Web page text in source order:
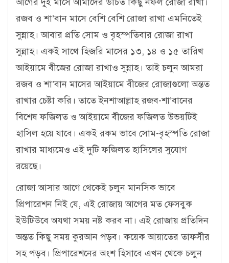
রজব ও শা’বান মাসে বেশি বেশি রোজা রাখা এমনিতেই
সুন্নাহ। আবার প্রতি সোম ও বৃহস্পতিবার রোজা রাখা
সুন্নাহ। একই সাথে হিজরি মাসের ১৩, ১৪ ও ১৫ তারিখ
আইয়ামে বীজের রোজা রাখাও সুন্নাহ। তাই চলুন আমরা
রজব ও শা’বান মাসের আইয়ামে বীজের রোজাগুলো অন্তত
রাখার চেষ্টা করি। তাতে ইনশাআল্লাহ রজব-শা’বানের
বিশেষ ফজিলত ও আইয়ামে বীজের ফজিলত উভয়টিই
হাসিল হয়ে যাবে। একই রকম ভাবে সোম-বৃহস্পতি রোজা
রাখার মাধ্যমেও এই দুটি ফজিলত হাসিলের সুযোগ
রয়েছে।
রোজা আসার আগে থেকেই চলুন মানসিক ভাবে
প্রিপারেশন নিই যে, এই রোজায় আগের মত ফেসবুক
ইউটিউবে অযথা সময় নষ্ট করব না। এই রোজায় প্রতিদিন
অন্তত কিছু সময় কুরআন পড়ব। কয়েক আয়াতের তাফসীর
সহ পড়ব। প্রিপারেশনের অংশ হিসাবে এখন থেকে চলুন